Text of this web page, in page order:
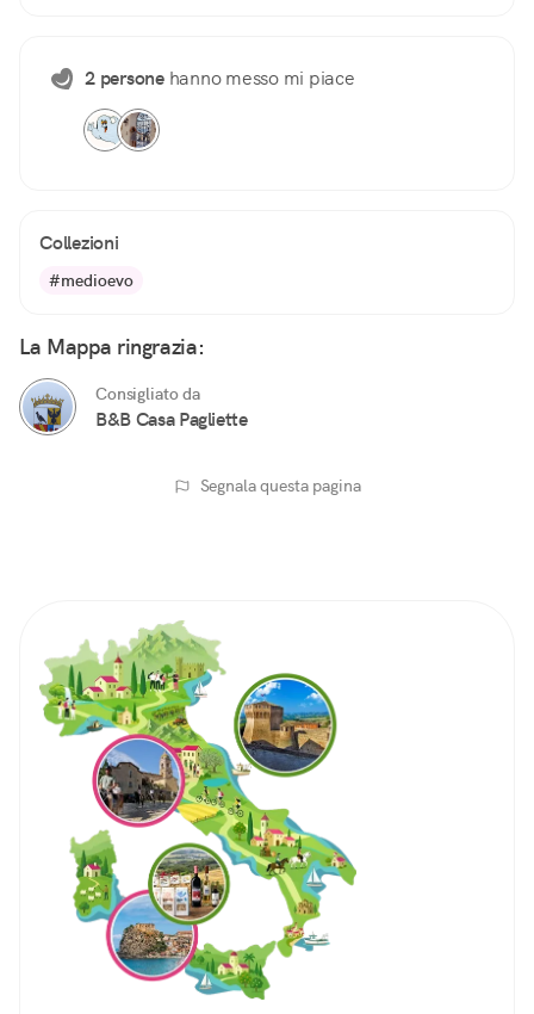
2 personehanno messo mi piace
Collezioni
#medioevo
La Mappa ringrazia:
Consigliato da
B&B Casa Pagliette
Segnala questa pagina